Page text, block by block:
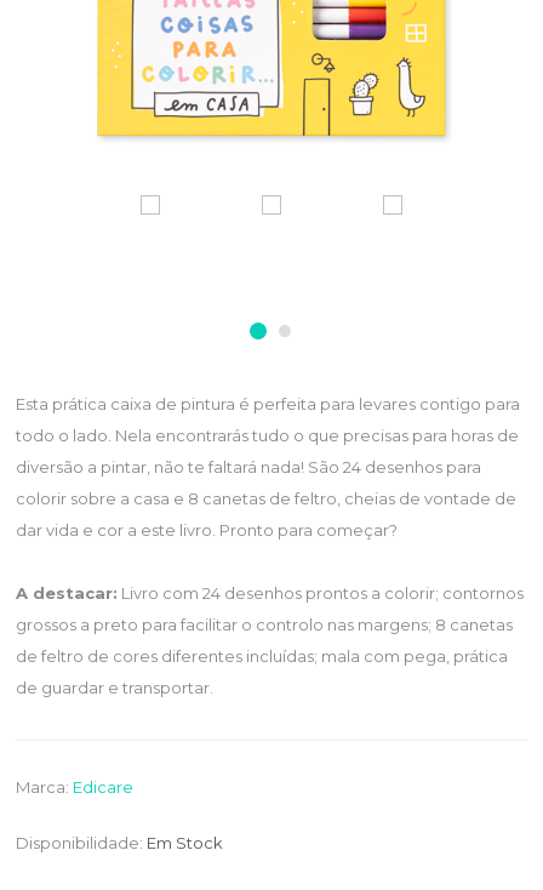
Esta prática caixa de pintura é perfeita para levares contigo para
todo o lado. Nela encontrarás tudo o que precisas para horas de
diversão a pintar, não te faltará nada! São 24 desenhos para
colorir sobre a casa e 8 canetas de feltro, cheias de vontade de
dar vida e cor a este livro. Pronto para começar?
A destacar: Livro com 24 desenhos prontos a colorir; contornos
grossos a preto para facilitar o controlo nas margens; 8 canetas
de feltro de cores diferentes incluídas; mala com pega, prática
de guardar e transportar.
Marca: Edicare
Disponibilidade: Em Stock